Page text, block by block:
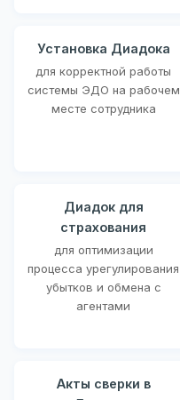
Установка Диадока
для корректной работы
системы ЭДО на рабочем
месте сотрудника
Диадок для
страхования
для оптимизации
процесса урегулирования
убытков и обмена с
агентами
Акты сверки в